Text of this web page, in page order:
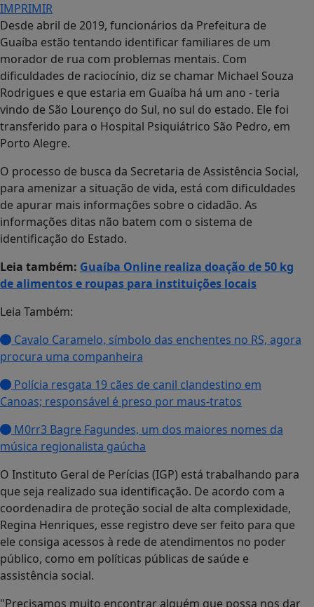
IMPRIMIR
Desde abril de 2019, funcionários da Prefeitura de
Guaíba estão tentando identificar familiares de um
morador de rua com problemas mentais. Com
dificuldades de raciocínio, diz se chamar Michael Souza
Rodrigues e que estaria em Guaíba há um ano - teria
vindo de São Lourenço do Sul, no sul do estado. Ele foi
transferido para o Hospital Psiquiátrico São Pedro, em
Porto Alegre.
O processo de busca da Secretaria de Assistência Social,
para amenizar a situação de vida, está com dificuldades
de apurar mais informações sobre o cidadão. As
informações ditas não batem com o sistema de
identificação do Estado.
Leia também: Guaíba Online realiza doação de 50 kg
de alimentos e roupas para instituições locais
Leia Também:
Cavalo Caramelo, símbolo das enchentes no RS, agora
procura uma companheira
Polícia resgata 19 cães de canil clandestino em
Canoas; responsável é preso por maus-tratos
M0rr3 Bagre Fagundes, um dos maiores nomes da
música regionalista gaúcha
O Instituto Geral de Perícias (IGP) está trabalhando para
que seja realizado sua identificação. De acordo com a
coordenadira de proteção social de alta complexidade,
Regina Henriques, esse registro deve ser feito para que
ele consiga acessos à rede de atendimentos no poder
público, como em políticas públicas de saúde e
assistência social.
"Precisamos muito encontrar alguém que possa nos dar